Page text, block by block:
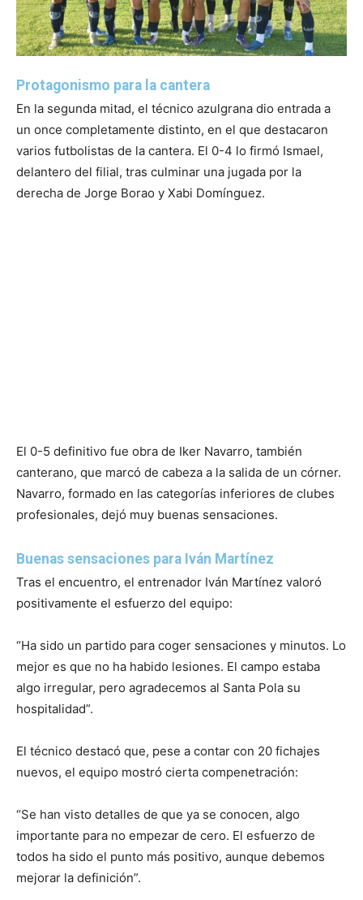
Protagonismo para la cantera
En la segunda mitad, el técnico azulgrana dio entrada a
un once completamente distinto, en el que destacaron
varios futbolistas de la cantera. El 0-4 lo firmó Ismael,
delantero del filial, tras culminar una jugada por la
derecha de Jorge Borao y Xabi Domínguez.
El 0-5 definitivo fue obra de Iker Navarro, también
canterano, que marcó de cabeza a la salida de un córner.
Navarro, formado en las categorías inferiores de clubes
profesionales, dejó muy buenas sensaciones.
Buenas sensaciones para Iván Martínez
Tras el encuentro, el entrenador Iván Martínez valoró
positivamente el esfuerzo del equipo:
“Ha sido un partido para coger sensaciones y minutos. Lo
mejor es que no ha habido lesiones. El campo estaba
algo irregular, pero agradecemos al Santa Pola su
hospitalidad”.
El técnico destacó que, pese a contar con 20 fichajes
nuevos, el equipo mostró cierta compenetración:
“Se han visto detalles de que ya se conocen, algo
importante para no empezar de cero. El esfuerzo de
todos ha sido el punto más positivo, aunque debemos
mejorar la definición”.